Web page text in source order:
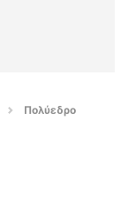
Πολύεδρο